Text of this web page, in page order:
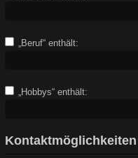
„Beruf“ enthält:
„Hobbys“ enthält:
Kontaktmöglichkeiten